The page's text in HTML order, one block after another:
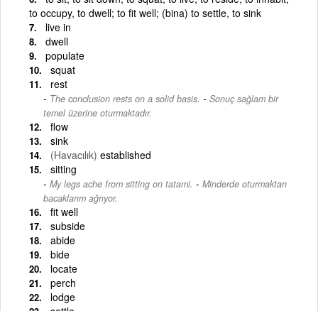
to occupy, to dwell; to fit well; (bina) to settle, to sink
live in
dwell
populate
squat
rest
The conclusion rests on a solid basis. - Sonuç sağlam bir
temel üzerine oturmaktadır.
flow
sink
(Havacılık) established
sitting
My legs ache from sitting on tatami. - Minderde oturmaktan
bacaklarım ağrıyor.
fit well
subside
abide
bide
locate
perch
lodge